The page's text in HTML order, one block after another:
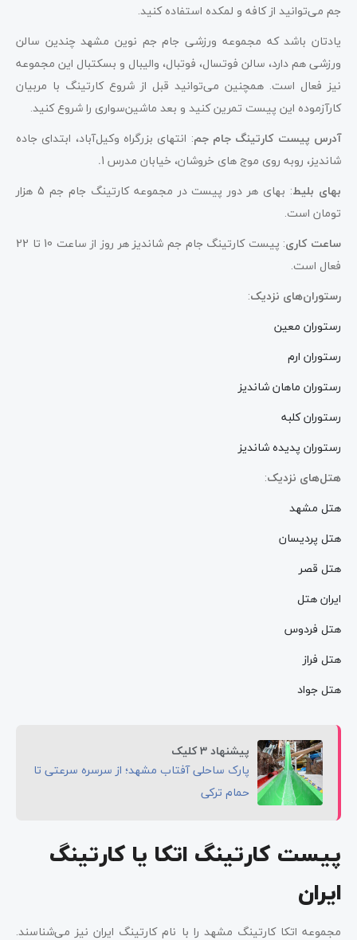
جم می‌توانید از کافه و لمکده استفاده کنید.
یادتان باشد که مجموعه ورزشی جام جم نوین مشهد چندین سالن
ورزشی هم دارد، سالن فوتسال، فوتبال، والیبال و بسکتبال این مجموعه
نیز فعال است. همچنین می‌توانید قبل از شروع کارتینگ با مربیان
کارآزموده این پیست تمرین کنید و بعد ماشین‌‌سواری را شروع کنید.
آدرس پیست کارتینگ جام جم: انتهای بزرگراه وکیل‌‌آباد، ابتدای جاده
شاندیز، روبه روی موج های خروشان، خیابان مدرس 1 .
بهای بلیط
: بهای هر دور پیست در مجموعه کارتینگ جام جم 5 هزار
تومان است.
ساعت کاری
: پیست کارتینگ جام جم شاندیز هر روز از ساعت 10 تا 22
فعال است.
رستوران‌های نزدیک:
رستوران معین
رستوران ارم
رستوران ماهان شاندیز
رستوران کلبه
رستوران پدیده شاندیز
هتل‌های نزدیک:
هتل مشهد
هتل پردیسان
هتل قصر
ایران هتل
هتل فردوس
هتل فراز
هتل جواد
پیشنهاد 3 کلیک
پارک ساحلی آفتاب مشهد؛ از سرسره سرعتی تا
حمام ترکی
پیست کارتینگ اتکا یا کارتینگ
ایران
مجموعه اتکا کارتینگ مشهد را با نام کارتینگ ایران نیز می‌شناسند.